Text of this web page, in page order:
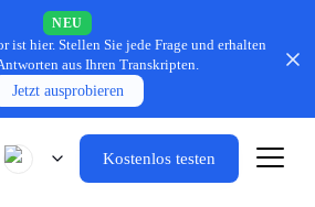
NEU
ist hier. Stellen Sie jede Frage und erhalten
aus Ihren Transkripten.
Jetzt ausprobieren
Kostenlos testen